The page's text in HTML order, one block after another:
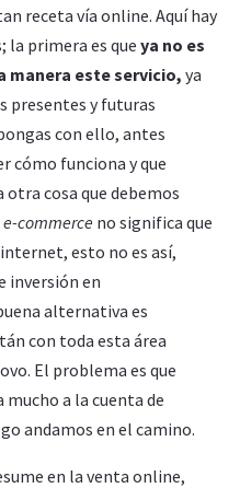
receta vía online. Aquí hay
la primera es que ya no es
manera este servicio,ya
presentes y futuras
con ello, antes
cómo funciona y que
cosa que debemos
e-commerce no significa que
esto no es así,
inversión en
alternativa es
con toda esta área
El problema es que
a la cuenta de
andamos en el camino.
en la venta online,